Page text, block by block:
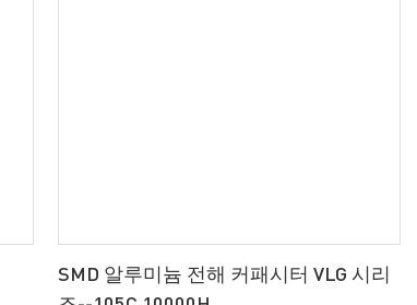
SMD 알루미늄 전해 커패시터 VLG 시리